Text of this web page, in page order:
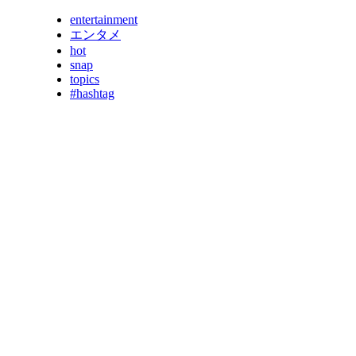
entertainment
エンタメ
hot
snap
topics
#hashtag